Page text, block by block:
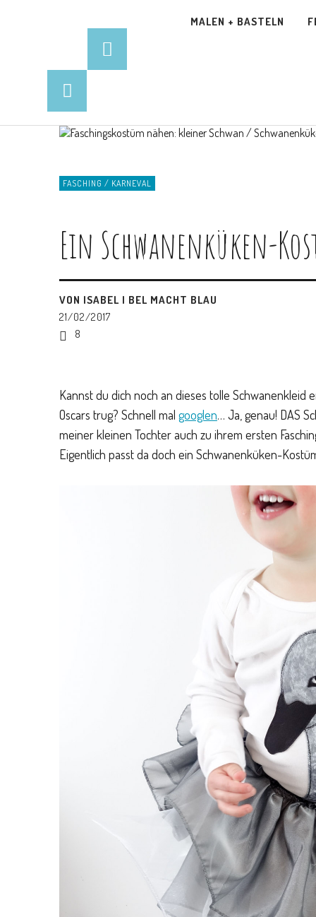
MALEN + BASTELN
FASCHING / KARNEVAL
Ein Schwanenküken-
VON ISABEL | BEL MACHT BLAU
21/02/2017
8
Kannst du dich noch an dieses tolle
Oscars trug? Schnell mal googlen… Ja, genau! DAS
meiner kleinen Tochter auch zu ihrem ersten
Eigentlich passt da doch ein Schwanenküken-